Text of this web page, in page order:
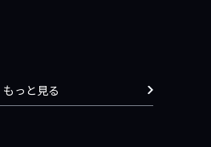
もっと見る